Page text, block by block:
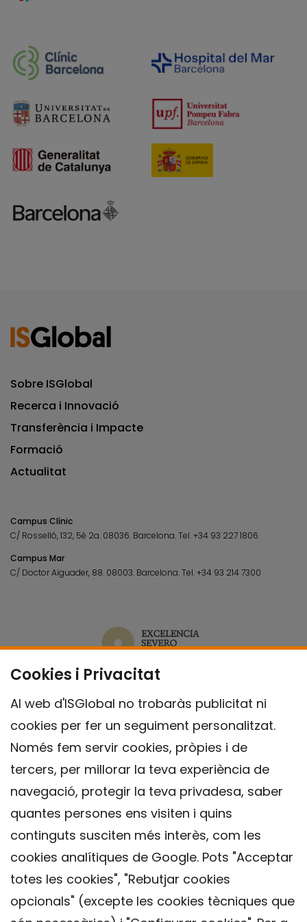
Cookies i Privacitat
Al web d'ISGlobal no trobaràs publicitat ni
cookies per fer un seguiment personalitzat.
Només fem servir cookies, pròpies i de
tercers, per millorar la teva experiència de
navegació, protegir la teva privadesa, saber
quantes persones ens visiten i quins
continguts susciten més interès, com les
cookies analítiques de Google. Pots "Acceptar
totes les cookies", "Rebutjar cookies
opcionals" (excepte les cookies tècniques que
Sobre ISGlobal
Recerca i Innovació
Transferència i Impacte
Formació
Actualitat
Campus Clínic
C/ Rosselló, 132, 5è 2a. 08036. Barcelona.Tel.+34 93 227 1806
Campus Mar
C/ Doctor Aiguader, 88. 08003. Barcelona.Tel.+34 93 214 7300
Contacte